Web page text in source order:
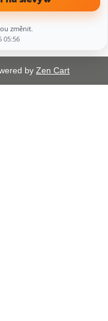
změnit.
05:56
by Zen Cart